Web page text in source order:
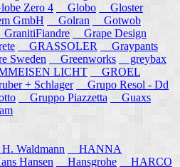
Zero 4 Globo
Gloster
GmbH Golran
Gotwob
Grape Design
GRASSOLER
Graypants
Sweden
Greenworks
greybax
LICHT
GROEL
+ Schlager
Grupo Resol - Dd
Gruppo Piazzetta
Guaxs
Waldmann
HANNA
Hansen Hansgrohe HARCO